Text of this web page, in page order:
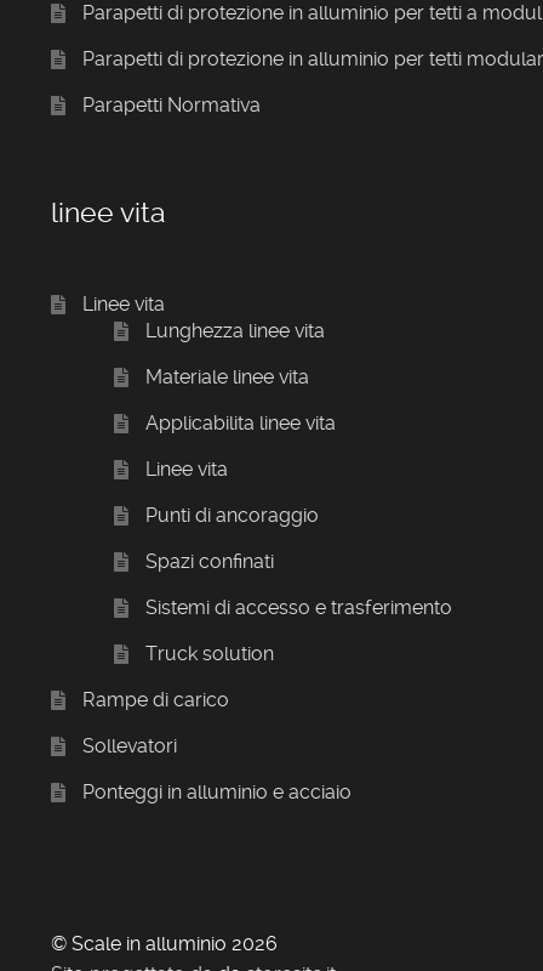
Parapetti di protezione in alluminio per tetti a
Parapetti di protezione in alluminio per tetti
Parapetti Normativa
linee vita
Linee vita
Lunghezza linee vita
Materiale linee vita
Applicabilita linee vita
Linee vita
Punti di ancoraggio
Spazi confinati
Sistemi di accesso e trasferimento
Truck solution
Rampe di carico
Sollevatori
Ponteggi in alluminio e acciaio
© Scale in alluminio 2026